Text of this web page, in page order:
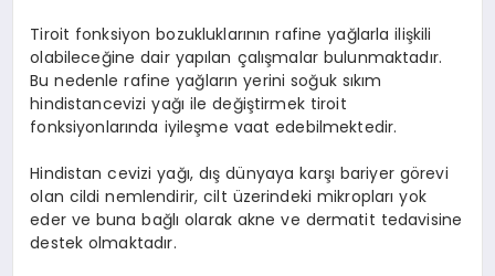
Tiroit fonksiyon bozukluklarının rafine yağlarla ilişkili
olabileceğine dair yapılan çalışmalar bulunmaktadır.
Bu nedenle rafine yağların yerini soğuk sıkım
hindistancevizi yağı ile değiştirmek tiroit
fonksiyonlarında iyileşme vaat edebilmektedir.
Hindistan cevizi yağı, dış dünyaya karşı bariyer görevi
olan cildi nemlendirir, cilt üzerindeki mikropları yok
eder ve buna bağlı olarak akne ve dermatit tedavisine
destek olmaktadır.